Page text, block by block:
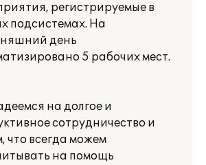
регистрируемые в
подсистемах. На
день
5 рабочих мест.
на долгое и
сотрудничество и
что всегда можем
на помощь